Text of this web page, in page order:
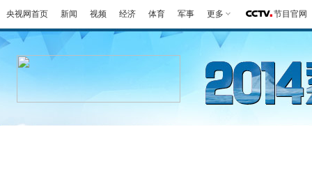
央视网首页 新闻 视频 经济 体育 军事 更多 节目官网